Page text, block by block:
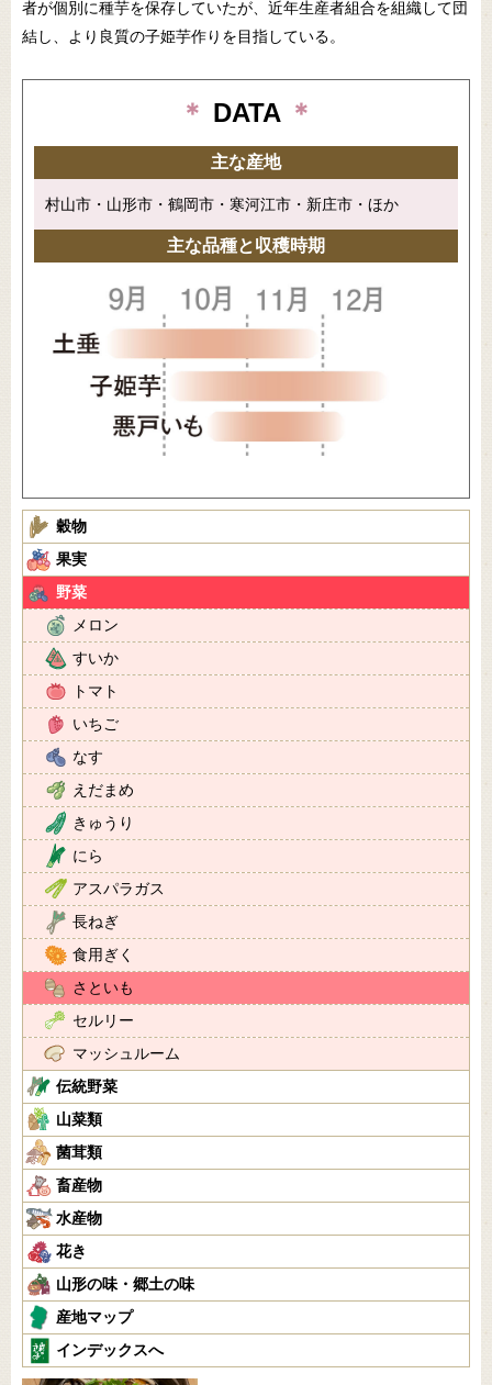
者が個別に種芋を保存していたが、近年生産者組合を組織して団
結し、より良質の子姫芋作りを目指している。
＊ DATA ＊
主な産地
村山市・山形市・鶴岡市・寒河江市・新庄市・ほか
主な品種と収穫時期
穀物
果実
野菜
メロン
すいか
トマト
いちご
なす
えだまめ
きゅうり
にら
アスパラガス
長ねぎ
食用ぎく
さといも
セルリー
マッシュルーム
伝統野菜
山菜類
菌茸類
畜産物
水産物
花き
山形の味・郷土の味
産地マップ
インデックスへ